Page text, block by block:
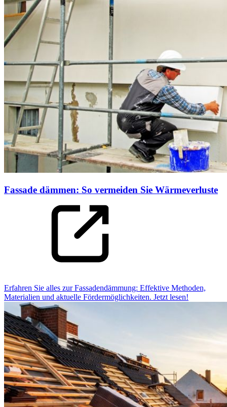
Fassade dämmen: So vermeiden Sie Wärmeverluste
Erfahren Sie alles zur Fassadendämmung: Effektive Methoden,
Materialien und aktuelle Fördermöglichkeiten. Jetzt lesen!